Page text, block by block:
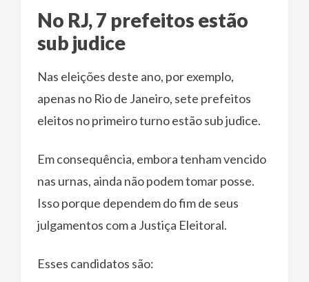
No RJ, 7 prefeitos estão
sub judice
Nas eleições deste ano, por exemplo,
apenas no Rio de Janeiro, sete prefeitos
eleitos no primeiro turno estão sub judice.
Em consequência, embora tenham vencido
nas urnas, ainda não podem tomar posse.
Isso porque dependem do fim de seus
julgamentos com a Justiça Eleitoral.
Esses candidatos são: